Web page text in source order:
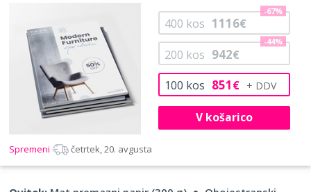
100 kos 851€
200 kos 942€
-44%
400 kos 1116€
-67%
V košarico
Spremeni četrtek, 20. avgusta